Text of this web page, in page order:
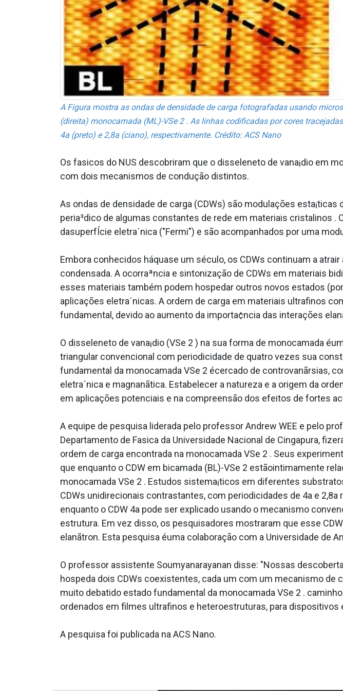
A Figura mostra as ondas de densidade de carga fotografadas usando
(direita) monocamada (ML)-VSe 2 . As linhas codificadas por cores
4a (preto) e 2,8a (ciano), respectivamente. Crédito: ACS Nano
Os fa­sicos do NUS descobriram que o disseleneto de vana¡dio em
com dois mecanismos de condução distintos.
As ondas de densidade de carga (CDWs) são modulações
peria³dico de algumas constantes de rede em materiais cristalinos
dasuperfÍcie eletra´nica ("Fermi") e são acompanhados por uma
Embora conhecidos háquase um século, os CDWs continuam a
condensada. A ocorraªncia e sintonização de CDWs em materiais
esses materiais também podem hospedar outros novos estados
aplicações eletra´nicas. A ordem de carga em materiais ultrafinos
fundamental, devido ao aumento da importa¢ncia das interações
O disseleneto de vana¡dio (VSe 2 ) na sua forma de monocamada
triangular convencional com periodicidade de quatro vezes sua
fundamental da monocamada VSe 2 écercado de controvanãrsias,
eletra´nica e magnanãtica. Estabelecer a natureza e a origem da
em aplicações potenciais e na compreensão dos efeitos de fortes
A equipe de pesquisa liderada pelo professor Andrew WEE e pelo
Departamento de Fa­sica da Universidade Nacional de Cingapura,
ordem de carga encontrada na monocamada VSe 2 . Seus
que enquanto o CDW em bicamada (BL)-VSe 2 estãointimamente
monocamada VSe 2 . Estudos sistema¡ticos em diferentes
CDWs unidirecionais contrastantes, com periodicidades de 4a e
enquanto o CDW 4a pode ser explicado usando o mecanismo
estrutura. Em vez disso, os pesquisadores mostraram que esse
elanãtron. Esta pesquisa éuma colaboração com a Universidade de
O professor assistente Soumyanarayanan disse: "Nossas
hospeda dois CDWs coexistentes, cada um com um mecanismo
muito debatido estado fundamental da monocamada VSe 2 .
ordenados em filmes ultrafinos e heteroestruturas, para dispositivos
A pesquisa foi publicada na ACS Nano.